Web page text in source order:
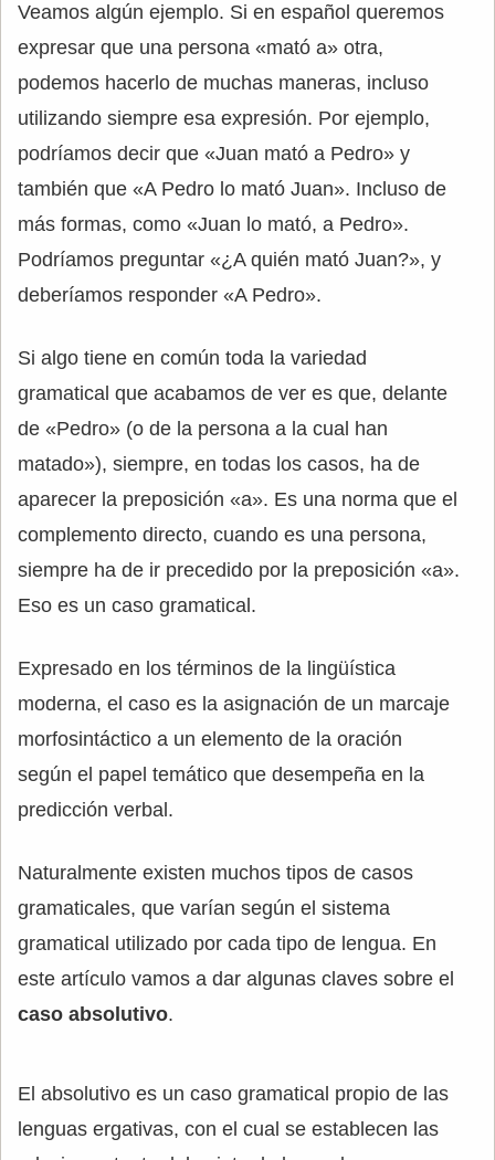
Veamos algún ejemplo. Si en español queremos
expresar que una persona «mató a» otra,
podemos hacerlo de muchas maneras, incluso
utilizando siempre esa expresión. Por ejemplo,
podríamos decir que «Juan mató a Pedro» y
también que «A Pedro lo mató Juan». Incluso de
más formas, como «Juan lo mató, a Pedro».
Podríamos preguntar «¿A quién mató Juan?», y
deberíamos responder «A Pedro».
Si algo tiene en común toda la variedad
gramatical que acabamos de ver es que, delante
de «Pedro» (o de la persona a la cual han
matado»), siempre, en todas los casos, ha de
aparecer la preposición «a». Es una norma que el
complemento directo, cuando es una persona,
siempre ha de ir precedido por la preposición «a».
Eso es un caso gramatical.
Expresado en los términos de la lingüística
moderna, el caso es la asignación de un marcaje
morfosintáctico a un elemento de la oración
según el papel temático que desempeña en la
predicción verbal.
Naturalmente existen muchos tipos de casos
gramaticales, que varían según el sistema
gramatical utilizado por cada tipo de lengua. En
este artículo vamos a dar algunas claves sobre el
caso absolutivo.
El absolutivo es un caso gramatical propio de las
lenguas ergativas, con el cual se establecen las